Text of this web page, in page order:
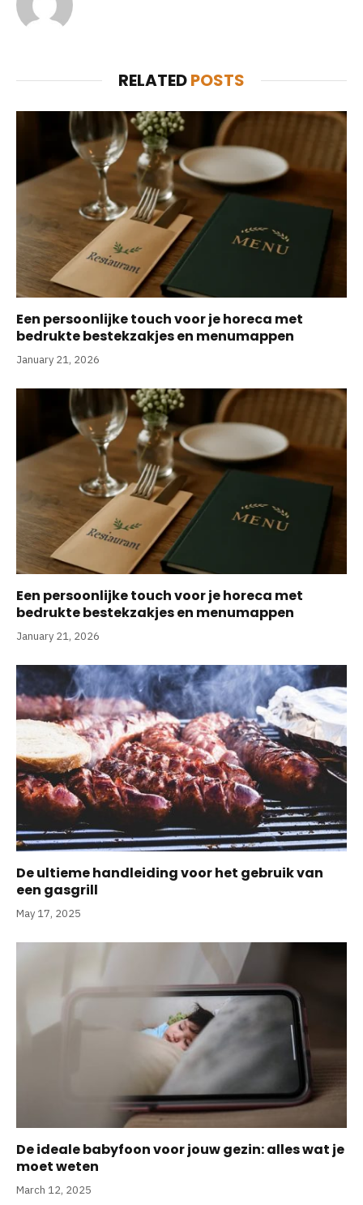
RELATEDPOSTS
Een persoonlijke touch voor je horeca met
bedrukte bestekzakjes en menumappen
January 21, 2026
Een persoonlijke touch voor je horeca met
bedrukte bestekzakjes en menumappen
January 21, 2026
De ultieme handleiding voor het gebruik van
een gasgrill
May 17, 2025
De ideale babyfoon voor jouw gezin: alles wat je
moet weten
March 12, 2025